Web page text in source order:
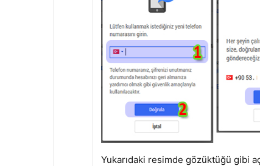
Yukarıdaki resimde gözüktüğü gibi